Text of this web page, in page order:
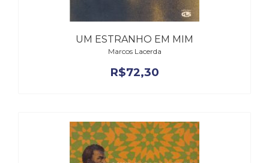
UM ESTRANHO EM MIM
Marcos Lacerda
R$72,30